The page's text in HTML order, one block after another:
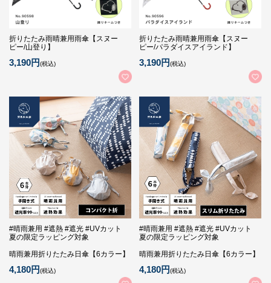
折りたたみ雨晴兼用雨傘【スヌー
ピー/山登り】
3,190円(税込)
折りたたみ雨晴兼用雨傘【スヌー
ピー/パラダイスアイランド】
3,190円(税込)
#晴雨兼用 #遮熱 #遮光 #UVカット
夏の限定ラッピング対象
晴雨兼用折りたたみ日傘【6カラー】
4,180円(税込)
#晴雨兼用 #遮熱 #遮光 #UVカット
夏の限定ラッピング対象
晴雨兼用折りたたみ日傘【6カラー】
4,180円(税込)